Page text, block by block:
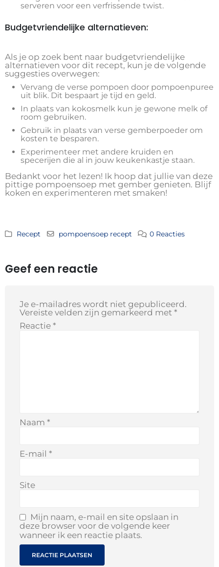
serveren voor een verfrissende twist.
Budgetvriendelijke alternatieven:
Als je op zoek bent naar budgetvriendelijke
alternatieven voor dit recept, kun je de volgende
suggesties overwegen:
Vervang de verse pompoen door pompoenpuree
uit blik. Dit bespaart je tijd en geld.
In plaats van kokosmelk kun je gewone melk of
room gebruiken.
Gebruik in plaats van verse gemberpoeder om
kosten te besparen.
Experimenteer met andere kruiden en
specerijen die al in jouw keukenkastje staan.
Bedankt voor het lezen! Ik hoop dat jullie van deze
pittige pompoensoep met gember genieten. Blijf
koken en experimenteren met smaken!
Recept pompoensoep recept 0 Reacties
Geef een reactie
Je e-mailadres wordt niet gepubliceerd.
Vereiste velden zijn gemarkeerd met *
Reactie *
Naam *
E-mail *
Site
Mijn naam, e-mail en site opslaan in
deze browser voor de volgende keer
wanneer ik een reactie plaats.